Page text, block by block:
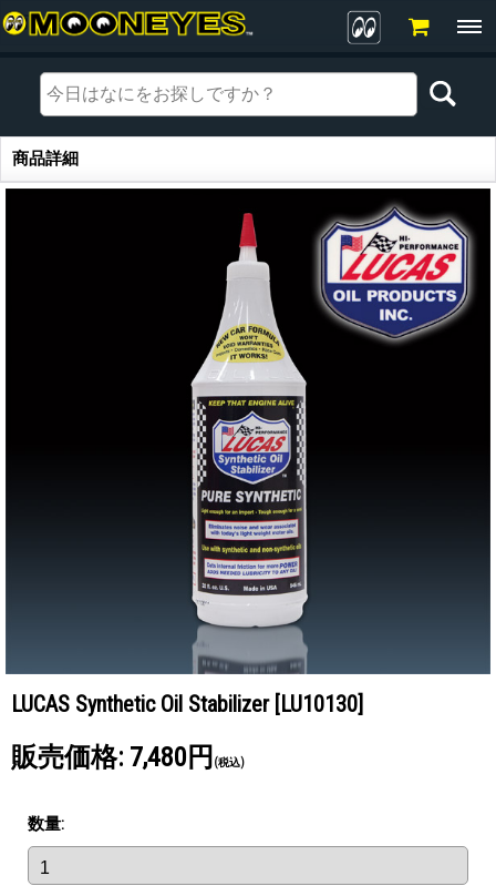
商品詳細
商品詳細
LUCAS Synthetic Oil Stabilizer [LU10130]
販売価格: 7,480円 (税込)
数量: